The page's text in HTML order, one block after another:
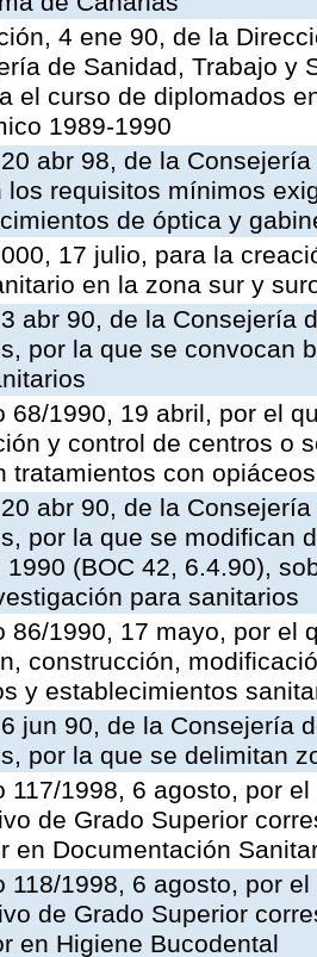
4 ene 90, de la
de Sanidad, Trabajo y
el curso de diplomados
1989-1990
abr 98, de la
los requisitos mínimos
de óptica y
17 julio, para la
en la zona sur y
abr 90, de la Consejería
por la que se convocan
68/1990, 19 abril, por el
y control de centros o
tratamientos con opiáceos
abr 90, de la
por la que se modifican
1990 (BOC 42, 6.4.90),
para sanitarios
86/1990, 17 mayo, por el
construcción,
y establecimientos
jun 90, de la Consejería
por la que se delimitan
117/1998, 6 agosto, por
de Grado Superior
en Documentación
118/1998, 6 agosto, por
de Grado Superior
en Higiene Bucodental